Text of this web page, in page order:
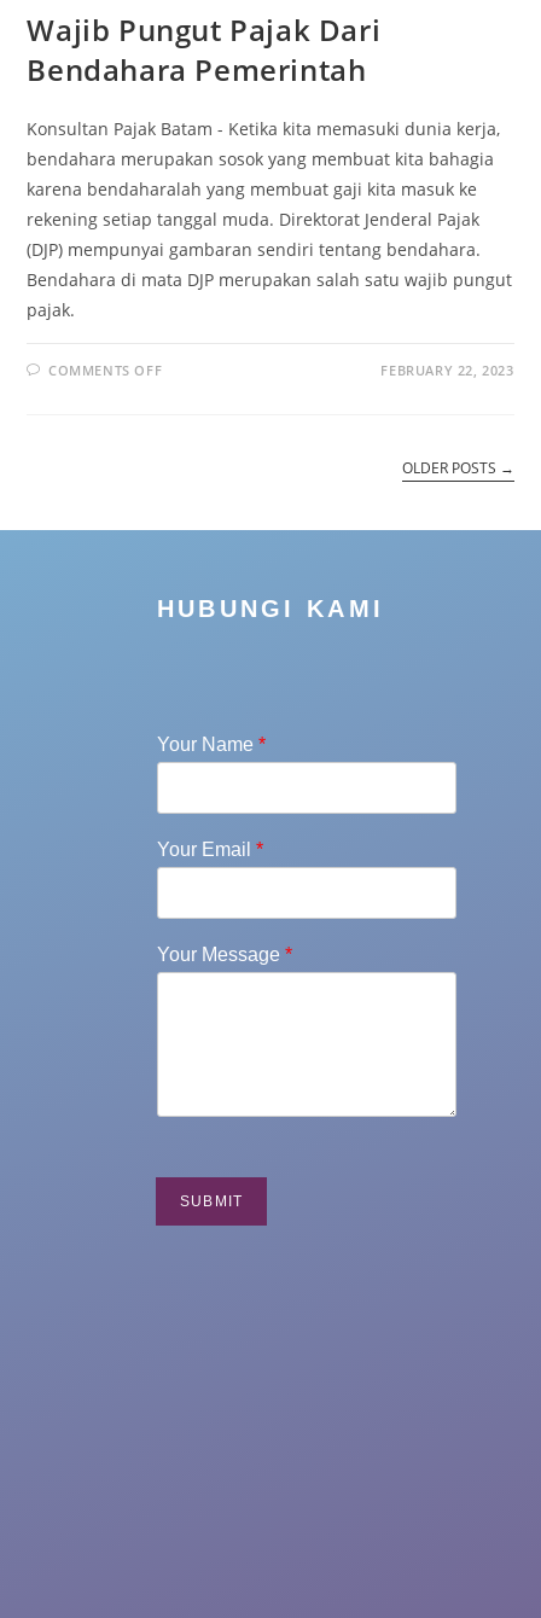
Wajib Pungut Pajak Dari
Bendahara Pemerintah
Konsultan Pajak Batam - Ketika kita memasuki dunia kerja,
bendahara merupakan sosok yang membuat kita bahagia
karena bendaharalah yang membuat gaji kita masuk ke
rekening setiap tanggal muda. Direktorat Jenderal Pajak
(DJP) mempunyai gambaran sendiri tentang bendahara.
Bendahara di mata DJP merupakan salah satu wajib pungut
pajak.
COMMENTS OFF FEBRUARY 22, 2023
OLDER POSTS →
HUBUNGI KAMI
Your Name *
Your Email *
Your Message *
SUBMIT